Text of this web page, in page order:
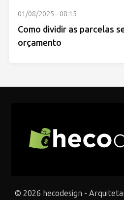
01/08/2025 - 08:15
Como dividir as parcelas
orçamento
© 2026 hecodesign -